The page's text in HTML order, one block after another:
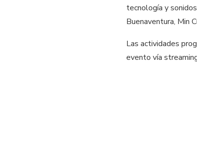
tecnología y
Buenaventura, Min
Las actividades
evento vía